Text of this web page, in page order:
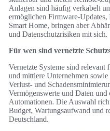
Anlagen sind häufig verkabelt
ermöglichen Firmware-
Smart Home, bringen aber
und Datenschutzrisiken mit sich.
Für wen sind vernetzte
Vernetzte Systeme sind relevant
und mittlere Unternehmen
Verlust- und
Vermögenswerte und Daten
Automationen. Die Auswahl
Budget, Wartungsaufwand und
Deutschland.